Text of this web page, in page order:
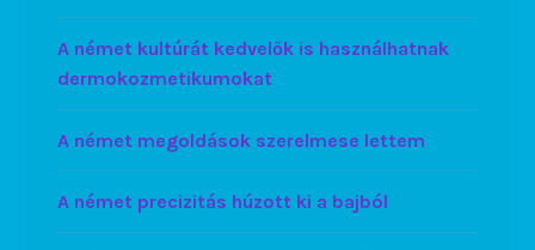
A német kultúrát kedvelők is használhatnak
dermokozmetikumokat
A német megoldások szerelmese lettem
A német precizitás húzott ki a bajból